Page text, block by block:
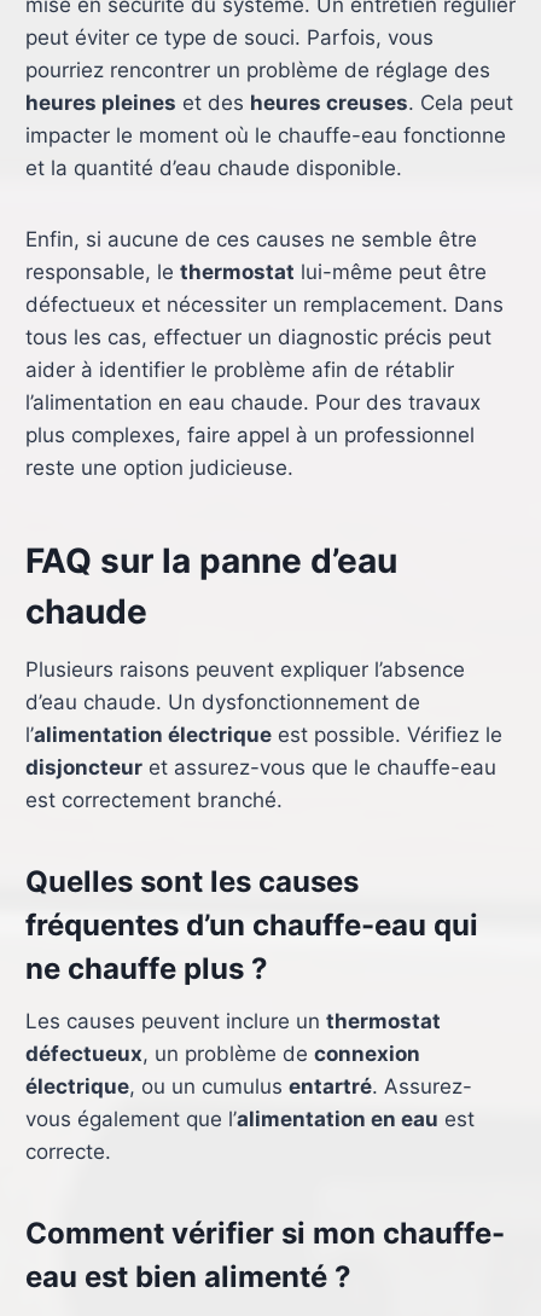
mise en sécurité du système. Un entretien régulier
peut éviter ce type de souci. Parfois, vous
pourriez rencontrer un problème de réglage des
heures pleines et des heures creuses. Cela peut
impacter le moment où le chauffe-eau fonctionne
et la quantité d’eau chaude disponible.
Enfin, si aucune de ces causes ne semble être
responsable, le thermostat lui-même peut être
défectueux et nécessiter un remplacement. Dans
tous les cas, effectuer un diagnostic précis peut
aider à identifier le problème afin de rétablir
l’alimentation en eau chaude. Pour des travaux
plus complexes, faire appel à un professionnel
reste une option judicieuse.
FAQ sur la panne d’eau
chaude
Plusieurs raisons peuvent expliquer l’absence
d’eau chaude. Un dysfonctionnement de
l’alimentation électriqueest possible. Vérifiez le
disjoncteuret assurez-vous que le chauffe-eau
est correctement branché.
Quelles sont les causes
fréquentes d’un chauffe-eau qui
ne chauffe plus ?
Les causes peuvent inclure un thermostat
défectueux, un problème de connexion
électrique, ou un cumulus entartré. Assurez-
vous également que l’alimentation en eau est
correcte.
Comment vérifier si mon chauffe-
eau est bien alimenté ?